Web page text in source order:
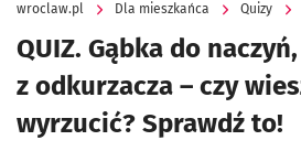
wroclaw.pl Dla mieszkańca Quizy
QUIZ. Gąbka do
z odkurzacza – czy
wyrzucić? Sprawdź to!